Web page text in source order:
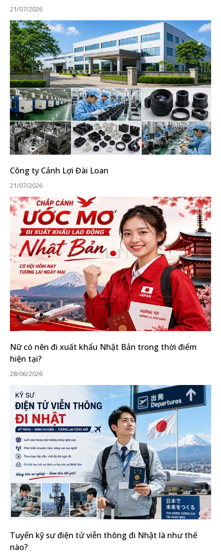
21/07/2026
Công ty Cảnh Lợi Đài Loan
21/07/2026
Nữ có nên đi xuất khẩu Nhật Bản trong thời điểm
hiện tại?
28/06/2026
Tuyển kỹ sư điện tử viễn thông đi Nhật là như thế
nào?